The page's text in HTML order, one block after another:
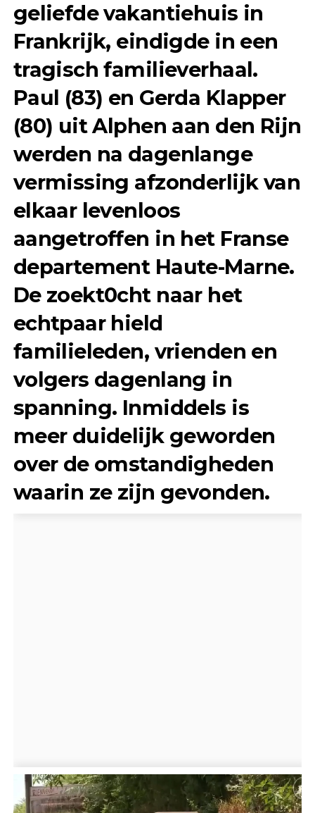
geliefde vakantiehuis in
Frankrijk, eindigde in een
tragisch familieverhaal.
Paul (83) en Gerda Klapper
(80) uit Alphen aan den Rijn
werden na dagenlange
vermissing afzonderlijk van
elkaar levenloos
aangetroffen in het Franse
departement Haute-Marne.
De zoekt0cht naar het
echtpaar hield
familieleden, vrienden en
volgers dagenlang in
spanning. Inmiddels is
meer duidelijk geworden
over de omstandigheden
waarin ze zijn gevonden.